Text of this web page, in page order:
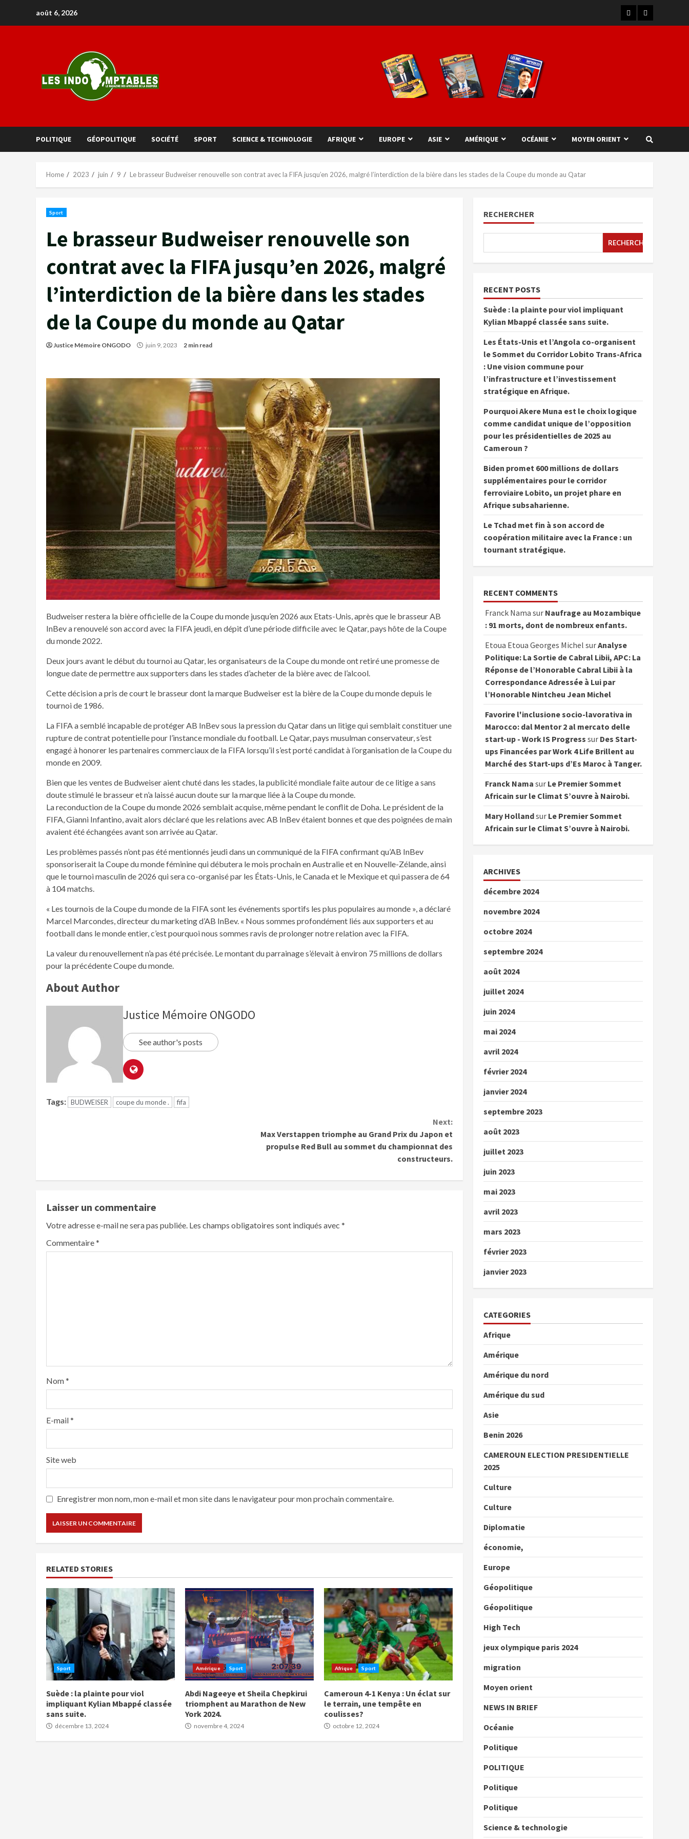
août 6, 2026
POLITIQUE GÉOPOLITIQUE SOCIÉTÉ SPORT SCIENCE & TECHNOLOGIE AFRIQUE EUROPE ASIE AMÉRIQUE OCÉANIE MOYEN ORIENT
Home 2023 juin 9 Le brasseur Budweiser renouvelle son contrat avec la FIFA jusqu’en 2026, malgré l’interdiction de la bière dans les stades de la Coupe du monde au Qatar
Sport
Le brasseur Budweiser renouvelle son
contrat avec la FIFA jusqu’en 2026, malgré
l’interdiction de la bière dans les stades
de la Coupe du monde au Qatar
Justice Mémoire ONGODO juin 9, 2023 2 min read
Budweiser restera la bière officielle de la Coupe du monde jusqu’en 2026 aux Etats-Unis, après que le brasseur AB
InBev a renouvelé son accord avec la FIFA jeudi, en dépit d’une période difficile avec le Qatar, pays hôte de la Coupe
du monde 2022.
Deux jours avant le début du tournoi au Qatar, les organisateurs de la Coupe du monde ont retiré une promesse de
longue date de permettre aux supporters dans les stades d’acheter de la bière avec de l’alcool.
Cette décision a pris de court le brasseur dont la marque Budweiser est la bière de la Coupe du monde depuis le
tournoi de 1986.
La FIFA a semblé incapable de protéger AB InBev sous la pression du Qatar dans un litige qui semblait constituer une
rupture de contrat potentielle pour l’instance mondiale du football. Le Qatar, pays musulman conservateur, s’est
engagé à honorer les partenaires commerciaux de la FIFA lorsqu’il s’est porté candidat à l’organisation de la Coupe du
monde en 2009.
Bien que les ventes de Budweiser aient chuté dans les stades, la publicité mondiale faite autour de ce litige a sans
doute stimulé le brasseur et n’a laissé aucun doute sur la marque liée à la Coupe du monde.
La reconduction de la Coupe du monde 2026 semblait acquise, même pendant le conflit de Doha. Le président de la
FIFA, Gianni Infantino, avait alors déclaré que les relations avec AB InBev étaient bonnes et que des poignées de main
avaient été échangées avant son arrivée au Qatar.
Les problèmes passés n’ont pas été mentionnés jeudi dans un communiqué de la FIFA confirmant qu’AB InBev
sponsoriserait la Coupe du monde féminine qui débutera le mois prochain en Australie et en Nouvelle-Zélande, ainsi
que le tournoi masculin de 2026 qui sera co-organisé par les États-Unis, le Canada et le Mexique et qui passera de 64
à 104 matchs.
« Les tournois de la Coupe du monde de la FIFA sont les événements sportifs les plus populaires au monde », a déclaré
Marcel Marcondes, directeur du marketing d’AB InBev. « Nous sommes profondément liés aux supporters et au
football dans le monde entier, c’est pourquoi nous sommes ravis de prolonger notre relation avec la FIFA.
La valeur du renouvellement n’a pas été précisée. Le montant du parrainage s’élevait à environ 75 millions de dollars
pour la précédente Coupe du monde.
About Author
Justice Mémoire ONGODO
See author's posts
Tags: BUDWEISER coupe du monde . fifa
Next:
Max Verstappen triomphe au Grand Prix du Japon et
propulse Red Bull au sommet du championnat des
constructeurs.
Laisser un commentaire
Votre adresse e-mail ne sera pas publiée. Les champs obligatoires sont indiqués avec *
Commentaire*
Nom*
E-mail*
Site web
Enregistrer mon nom, mon e-mail et mon site dans le navigateur pour mon prochain commentaire.
RELATED STORIES
Sport
Suède : la plainte pour viol
impliquant Kylian Mbappé classée
sans suite.
décembre 13, 2024
Amérique Sport
Abdi Nageeye et Sheila Chepkirui
triomphent au Marathon de New
York 2024.
novembre 4, 2024
Afrique Sport
Cameroun 4-1 Kenya : Un éclat sur
le terrain, une tempête en
coulisses?
octobre 12, 2024
RECHERCHER
RECHERCHER
RECENT POSTS
Suède : la plainte pour viol impliquant
Kylian Mbappé classée sans suite.
Les États-Unis et l’Angola co-organisent
le Sommet du Corridor Lobito Trans-Africa
: Une vision commune pour
l’infrastructure et l’investissement
stratégique en Afrique.
Pourquoi Akere Muna est le choix logique
comme candidat unique de l’opposition
pour les présidentielles de 2025 au
Cameroun ?
Biden promet 600 millions de dollars
supplémentaires pour le corridor
ferroviaire Lobito, un projet phare en
Afrique subsaharienne.
Le Tchad met fin à son accord de
coopération militaire avec la France : un
tournant stratégique.
RECENT COMMENTS
Franck Nama sur Naufrage au Mozambique
: 91 morts, dont de nombreux enfants.
Etoua Etoua Georges Michel surAnalyse
Politique: La Sortie de Cabral Libii, APC: La
Réponse de l’Honorable Cabral Libii à la
Correspondance Adressée à Lui par
l’Honorable Nintcheu Jean Michel
Favorire l'inclusione socio-lavorativa in
Marocco: dal Mentor 2 al mercato delle
start-up - Work IS Progress sur Des Start-
ups Financées par Work 4 Life Brillent au
Marché des Start-ups d’Es Maroc à Tanger.
Franck Nama sur Le Premier Sommet
Africain sur le Climat S’ouvre à Nairobi.
Mary Hollandsur Le Premier Sommet
Africain sur le Climat S’ouvre à Nairobi.
ARCHIVES
décembre 2024
novembre 2024
octobre 2024
septembre 2024
août 2024
juillet 2024
juin 2024
mai 2024
avril 2024
février 2024
janvier 2024
septembre 2023
août 2023
juillet 2023
juin 2023
mai 2023
avril 2023
mars 2023
février 2023
janvier 2023
CATEGORIES
Afrique
Amérique
Amérique du nord
Amérique du sud
Asie
Benin 2026
CAMEROUN ELECTION PRESIDENTIELLE
2025
Culture
Culture
Diplomatie
économie,
Europe
Géopolitique
Géopolitique
High Tech
jeux olympique paris 2024
migration
Moyen orient
NEWS IN BRIEF
Océanie
Politique
POLITIQUE
Politique
Politique
Science & technologie